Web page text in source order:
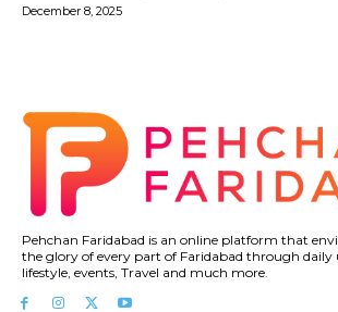
December 8, 2025
Pehchan Faridabad is an online platform that
the glory of every part of Faridabad through daily
lifestyle, events, Travel and much more.